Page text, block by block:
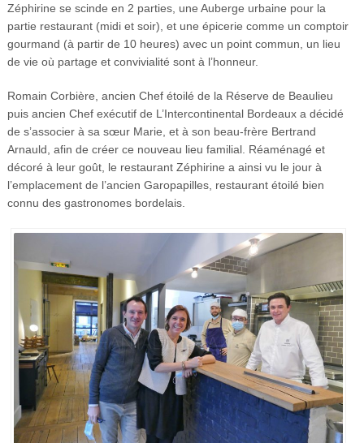
Zéphirine se scinde en 2 parties, une Auberge urbaine pour la
partie restaurant (midi et soir), et une épicerie comme un comptoir
gourmand (à partir de 10 heures) avec un point commun, un lieu
de vie où partage et convivialité sont à l’honneur.
Romain Corbière, ancien Chef étoilé de la Réserve de Beaulieu
puis ancien Chef exécutif de L’Intercontinental Bordeaux a décidé
de s’associer à sa sœur Marie, et à son beau-frère Bertrand
Arnauld, afin de créer ce nouveau lieu familial. Réaménagé et
décoré à leur goût, le restaurant Zéphirine a ainsi vu le jour à
l’emplacement de l’ancien Garopapilles, restaurant étoilé bien
connu des gastronomes bordelais.